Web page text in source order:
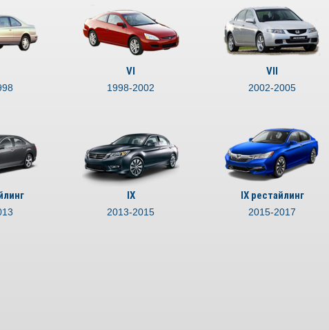
VI
1998-2002
VII
2002-2005
IX
2013-2015
IX рестайлинг
2015-2017